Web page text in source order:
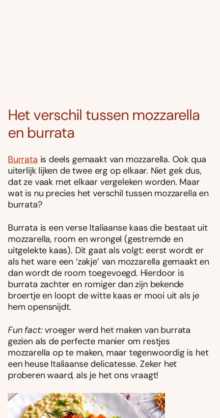
Het verschil tussen mozzarella
en burrata
Burrata is deels gemaakt van mozzarella. Ook qua
uiterlijk lijken de twee erg op elkaar. Niet gek dus,
dat ze vaak met elkaar vergeleken worden. Maar
wat is nu precies het verschil tussen mozzarella en
burrata?
Burrata is een verse Italiaanse kaas die bestaat uit
mozzarella, room en wrongel (gestremde en
uitgelekte kaas). Dit gaat als volgt: eerst wordt er
als het ware een ‘zakje’ van mozzarella gemaakt en
dan wordt de room toegevoegd. Hierdoor is
burrata zachter en romiger dan zijn bekende
broertje en loopt de witte kaas er mooi uit als je
hem opensnijdt.
Fun fact:vroeger werd het maken van burrata
gezien als de perfecte manier om restjes
mozzarella op te maken, maar tegenwoordig is het
een heuse Italiaanse delicatesse. Zeker het
proberen waard, als je het ons vraagt!